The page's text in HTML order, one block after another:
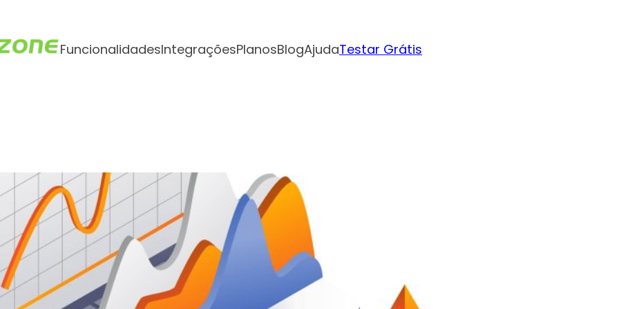
FuncionalidadesIntegraçõesPlanosBlogAjudaTestar Grátis